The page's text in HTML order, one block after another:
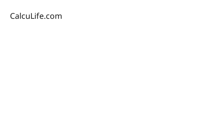
CalcuLife.com